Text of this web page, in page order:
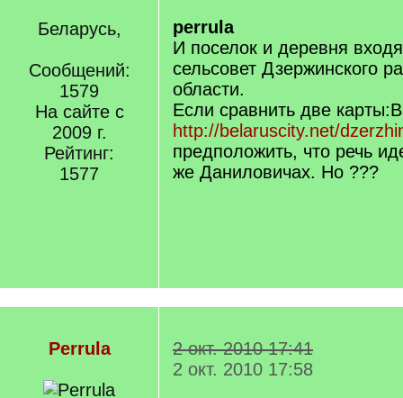
Беларусь,
Сообщений:
1579
На сайте с
2009 г.
Рейтинг:
1577
perrula
И поселок и деревня
сельсовет Дзержинского
области.
Если сравнить две
http://belaruscity.net/
предположить, что речь
же Даниловичах. Но ???
Perrula
2 окт. 2010 17:41
2 окт. 2010 17:58